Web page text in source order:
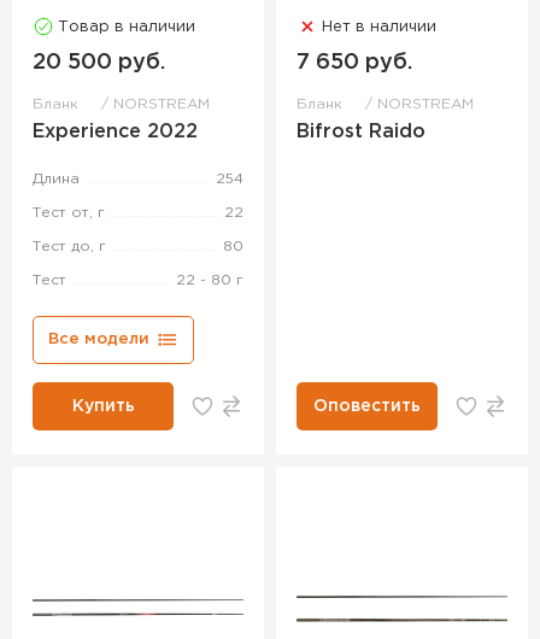
Товар в наличии
20 500 руб.
Бланк NORSTREAM
Experience 2022
Длина 254
Тест от, г 22
Тест до, г 80
Тест 22 - 80 г
Все модели
Купить
Нет в наличии
7 650 руб.
Бланк NORSTREAM
Bifrost Raido
Оповестить